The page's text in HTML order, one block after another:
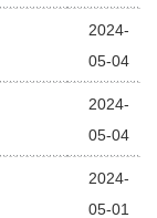
2024-
05-04
2024-
05-04
2024-
05-01